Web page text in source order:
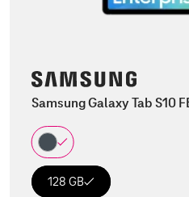
Samsung Galaxy Tab S10
128 GB